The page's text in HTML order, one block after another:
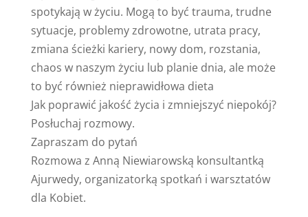
spotykają w życiu. Mogą to być trau­ma, trudne
sytuacje, problemy zdrowotne, utra­ta pracy,
zmiana ścieżki ka­rie­ry, nowy dom, rozstania,
chaos w naszym życiu lub planie dnia, ale może
to być również nieprawidłowa dieta
Jak poprawić jakość życia i zmniejszyć niepokój?
Posłuchaj rozmowy.
Zapraszam do pytań
Rozmowa z Anną Niewiarowską konsultantką
Ajurwedy, organizatorką spotkań i warsztatów
dla Kobiet.